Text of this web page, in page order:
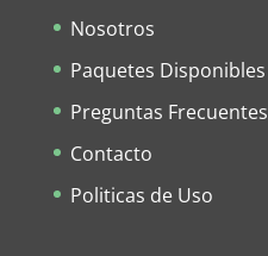
Nosotros
Paquetes Disponibles
Preguntas Frecuentes
Contacto
Politicas de Uso